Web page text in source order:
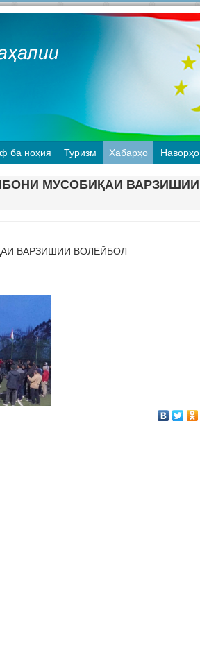
ба ноҳия Туризм Хабарҳо Наворҳо
МУСОБИҚАИ ВАРЗИШИИ
ВАРЗИШИИ ВОЛЕЙБОЛ